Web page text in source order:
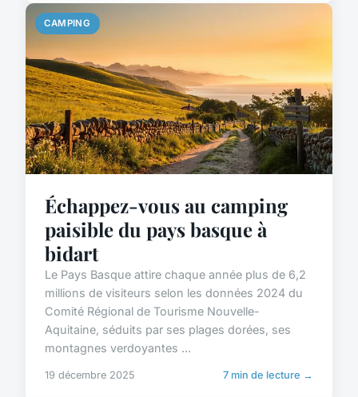
CAMPING
Échappez-vous au camping
paisible du pays basque à
bidart
Le Pays Basque attire chaque année plus de 6,2
millions de visiteurs selon les données 2024 du
Comité Régional de Tourisme Nouvelle-
Aquitaine, séduits par ses plages dorées, ses
montagnes verdoyantes ...
19 décembre 2025 7 min de lecture →